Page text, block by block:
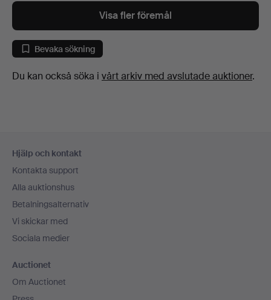
Visa fler föremål
Bevaka sökning
Du kan också söka i vårt arkiv med avslutade auktioner.
Hjälp och kontakt
Kontakta support
Alla auktionshus
Betalningsalternativ
Vi skickar med
Sociala medier
Auctionet
Om Auctionet